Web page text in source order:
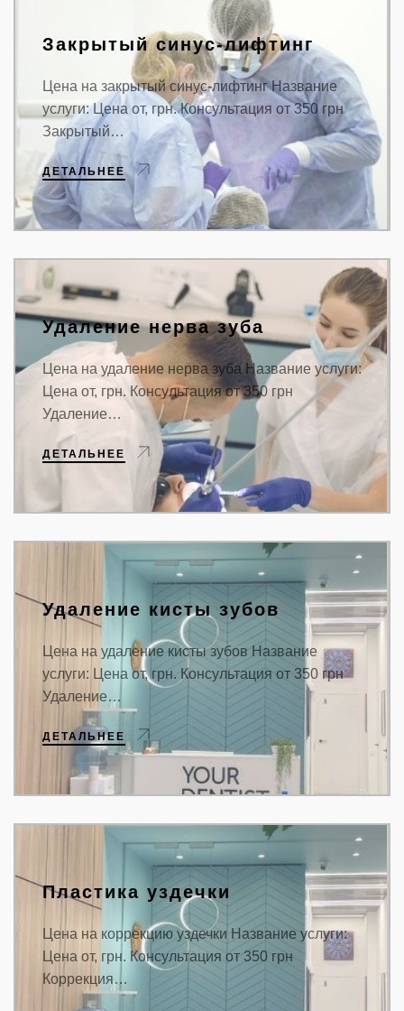
И ЛЬВОВ
Закрытый синус-лифтинг
Цена на закрытый синус-лифтинг Название
услуги: Цена от, грн. Консультация от 350 грн
Закрытый…
ДЕТАЛЬНЕЕ
Удаление нерва зуба
Цена на удаление нерва зуба Название услуги:
Цена от, грн. Консультация от 350 грн
Удаление…
ДЕТАЛЬНЕЕ
Удаление кисты зубов
Цена на удаление кисты зубов Название
услуги: Цена от, грн. Консультация от 350 грн
Удаление…
ДЕТАЛЬНЕЕ
Пластика уздечки
Цена на коррекцию уздечки Название услуги:
Цена от, грн. Консультация от 350 грн
Коррекция…